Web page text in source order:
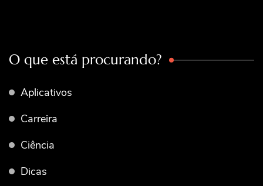
O que está procurando?
Aplicativos
Carreira
Ciência
Dicas